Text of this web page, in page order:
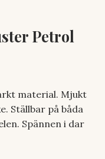
Petrol
material. Mjukt
Ställbar på båda
Spännen i dar